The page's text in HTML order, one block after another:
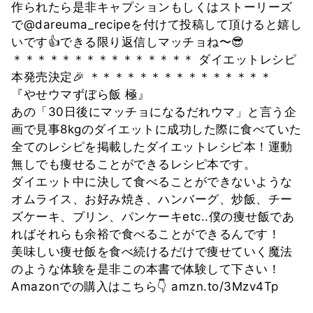
作られたら是非キャプションもしくはストーリーズ
で@dareuma_recipeを付けて投稿して頂けると嬉し
いです👍できる限り返信しマッチョね〜😎
＊＊＊＊＊＊＊＊＊＊＊＊＊＊＊ ダイエットレシピ
本発売決定🎉 ＊＊＊＊＊＊＊＊＊＊＊＊＊＊＊
『やせウマずぼら飯 極』
あの「30日後にマッチョになるだれウマ」と言う企
画で見事8kgのダイエットに成功した際に食べていた
全てのレシピを掲載したダイエットレシピ本！運動
無しでも痩せることができるレシピ本です。
ダイエット中に決して食べることができないような
オムライス、お好み焼き、ハンバーグ、炒飯、チー
ズケーキ、プリン、パンケーキetc..僕の痩せ飯であ
ればそれらも余裕で食べることができるんです！
美味しい痩せ飯を食べ続けるだけで痩せていく魔法
のような体験を是非この本書で体験して下さい！
Amazonでの購入はこちら👇 amzn.to/3Mzv4Tp